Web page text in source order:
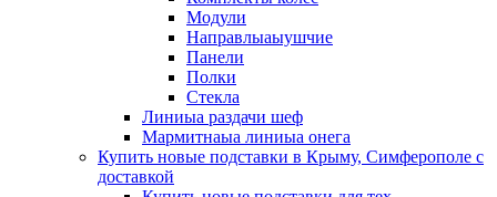
Модули
Направлыаыушчие
Панели
Полки
Стекла
Линиыа раздачи шеф
Мармитнаыа линиыа онега
Купить новые подставки в Крыму, Симферополе с
доставкой